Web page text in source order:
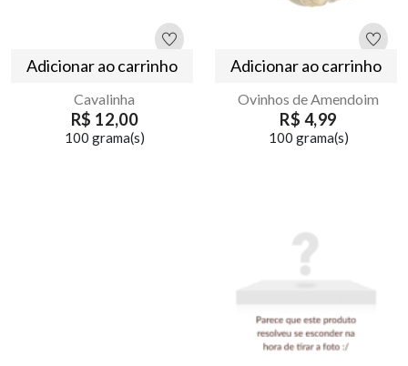
Adicionar ao carrinho
Cavalinha
R$ 12,00
100 grama(s)
Adicionar ao carrinho
Ovinhos de Amendoim
R$ 4,99
100 grama(s)